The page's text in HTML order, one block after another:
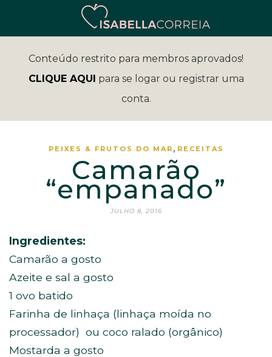
Conteúdo restrito para membros aprovados!
CLIQUE AQUI para se logar ou registrar uma
conta.
PEIXES & FRUTOS DO MAR , RECEITAS
Camarão
“empanado”
JULHO 8, 2016
Ingredientes:
Camarão a gosto
Azeite e sal a gosto
1 ovo batido
Farinha de linhaça (linhaça moída no
processador) ou coco ralado (orgânico)
Mostarda a gosto